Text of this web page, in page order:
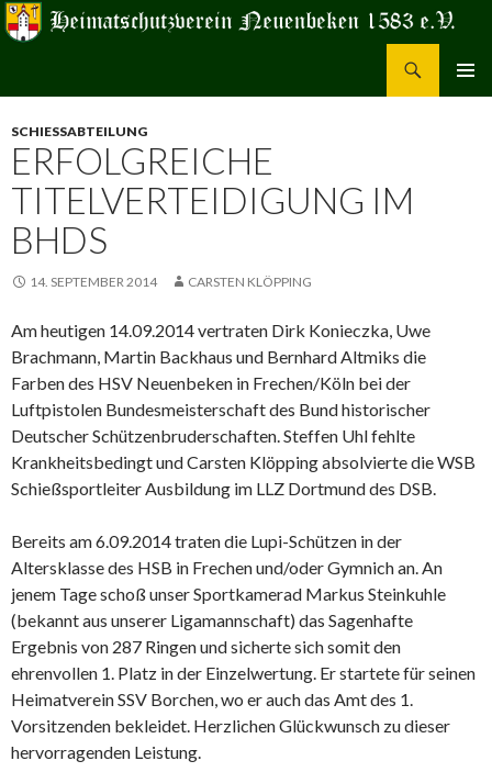
SPRINGEN
SCHIESSABTEILUNG
ERFOLGREICHE
TITELVERTEIDIGUNG IM
BHDS
14. SEPTEMBER 2014 CARSTEN KLÖPPING
Am heutigen 14.09.2014 vertraten Dirk Konieczka, Uwe
Brachmann, Martin Backhaus und Bernhard Altmiks die
Farben des HSV Neuenbeken in Frechen/Köln bei der
Luftpistolen Bundesmeisterschaft des Bund historischer
Deutscher Schützenbruderschaften. Steffen Uhl fehlte
Krankheitsbedingt und Carsten Klöpping absolvierte die WSB
Schießsportleiter Ausbildung im LLZ Dortmund des DSB.
Bereits am 6.09.2014 traten die Lupi-Schützen in der
Altersklasse des HSB in Frechen und/oder Gymnich an. An
jenem Tage schoß unser Sportkamerad Markus Steinkuhle
(bekannt aus unserer Ligamannschaft) das Sagenhafte
Ergebnis von 287 Ringen und sicherte sich somit den
ehrenvollen 1. Platz in der Einzelwertung. Er startete für seinen
Heimatverein SSV Borchen, wo er auch das Amt des 1.
Vorsitzenden bekleidet. Herzlichen Glückwunsch zu dieser
hervorragenden Leistung.